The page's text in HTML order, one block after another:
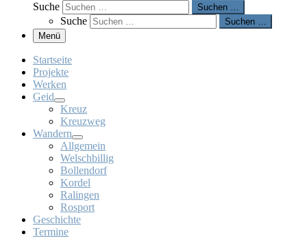
Suche
Suchen …
Suche
Suchen …
Menü
Startseite
Projekte
Werken
Geid
Kreuz
Kreuzweg
Wandern
Allgemein
Welschbillig
Bollendorf
Kordel
Ralingen
Rosport
Geschichte
Termine